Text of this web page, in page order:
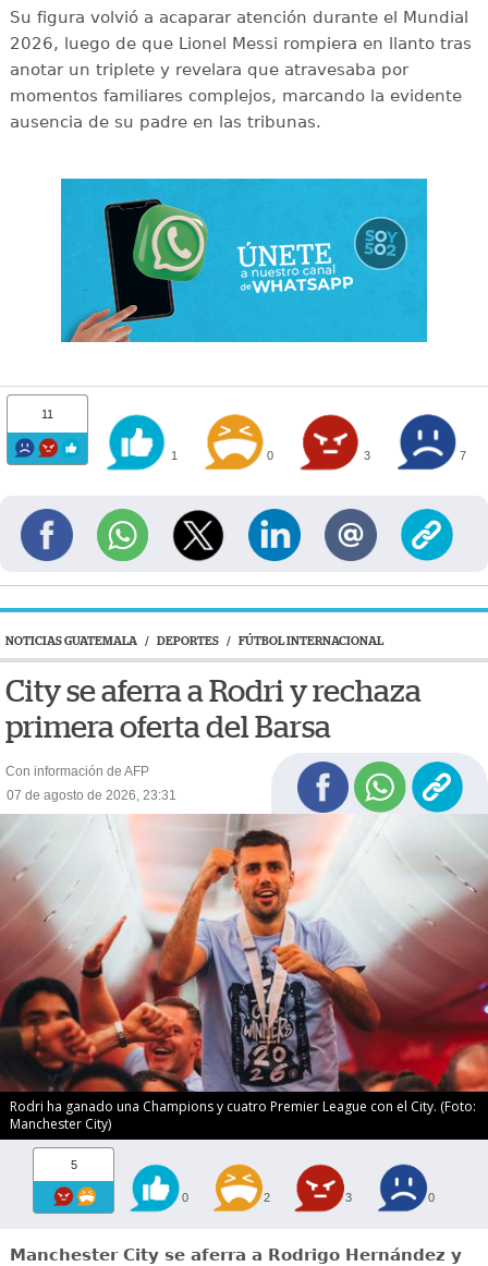
Su figura volvió a acaparar atención durante el Mundial
2026, luego de que Lionel Messi rompiera en llanto tras
anotar un triplete y revelara que atravesaba por
momentos familiares complejos, marcando la evidente
ausencia de su padre en las tribunas.
11
1 0 3 7
NOTICIAS GUATEMALA / DEPORTES / FÚTBOL INTERNACIONAL
City se aferra a Rodri y rechaza
primera oferta del Barsa
Con información de AFP
07 de agosto de 2026, 23:31
Rodri ha ganado una Champions y cuatro Premier League con el City. (Foto:
Manchester City)
5
0 2 3 0
Manchester City se aferra a Rodrigo Hernández y